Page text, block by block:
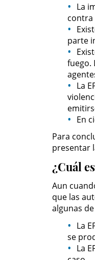
La
contra
parte
fuego.
La
En
Para
presentar
¿Cuál
Aun
que las
algunas
La
se
La